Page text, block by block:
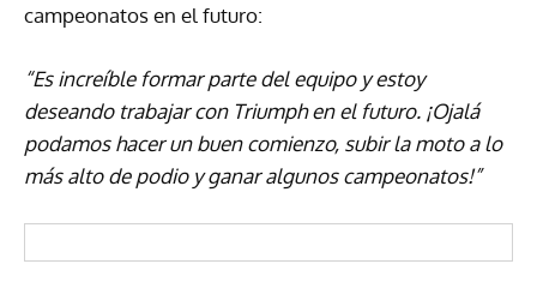
campeonatos en el futuro:
“Es increíble formar parte del equipo y estoy
deseando trabajar con Triumph en el futuro. ¡Ojalá
podamos hacer un buen comienzo, subir la moto a lo
más alto de podio y ganar algunos campeonatos!”